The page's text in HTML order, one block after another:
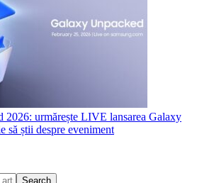
2026: urmărește LIVE lansarea Galaxy
să știi despre eveniment